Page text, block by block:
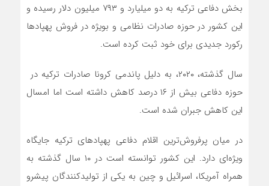
بخش دفاعی ترکیه به دو میلیارد و ۷۹۳ میلیون دلار رسیده و
این کشور در حوزه صادرات نظامی و بویژه در فروش پهپادها
رکورد جدیدی برای خود ثبت کرده است.
سال گذشته، ۲۰۲۰، به دلیل پاندمی کرونا صادرات ترکیه در
حوزه دفاعی بیش از ۱۶ درصد کاهش داشته است اما امسال
این کاهش جبران شده است.
در میان پرفروش‌ترین اقلام دفاعی پهپادهای ترکیه جایگاه
ویژه‌ای دارد. این کشور توانسته است در ۱۰ سال گذشته به
همراه آمریکا، اسرائیل و چین به یکی از تولیدکنندگان پیشرو